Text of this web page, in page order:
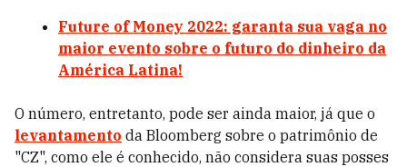
Future of Money 2022: garanta sua vaga no
maior evento sobre o futuro do dinheiro da
América Latina!
O número, entretanto, pode ser ainda maior, já que o
levantamento da Bloomberg sobre o patrimônio de
"CZ", como ele é conhecido, não considera suas posses